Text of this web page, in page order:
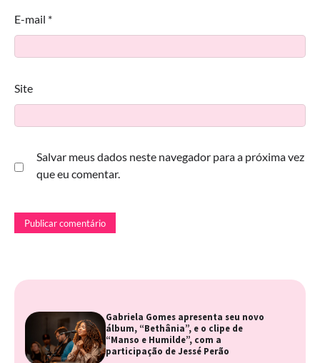
E-mail *
Site
Salvar meus dados neste navegador para a próxima vez
que eu comentar.
Gabriela Gomes apresenta seu novo
álbum, “Bethânia”, e o clipe de
“Manso e Humilde”, com a
participação de Jessé Perão